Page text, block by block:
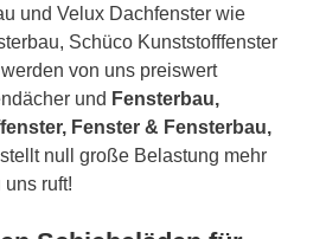
und Velux Dachfenster wie
Schüco Kunststofffenster
von uns preiswert
und Fensterbau,
Fenster & Fensterbau,
stellt null große Belastung mehr
ruft!